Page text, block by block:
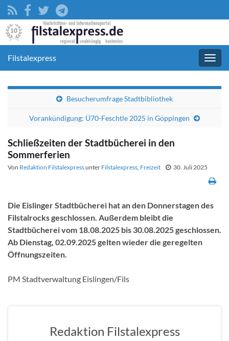
Filstalexpress
Besucherumfrage Stadtbibliothek
Vorankündigung: Ü70-Feschtle 2025 in Göppingen
Schließzeiten der Stadtbücherei in den
Sommerferien
Von Redaktion Filstalexpressunter Filstalexpress, Freizeit 30. Juli 2025
Die Eislinger Stadtbücherei hat an den Donnerstagen des
Filstalrocks geschlossen. Außerdem bleibt die
Stadtbücherei vom 18.08.2025 bis 30.08.2025 geschlossen.
Ab Dienstag, 02.09.2025 gelten wieder die geregelten
Öffnungszeiten.
PM Stadtverwaltung Eislingen/Fils
Redaktion Filstalexpress